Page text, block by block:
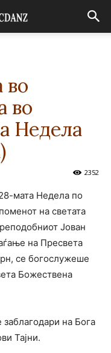
во
во
Недела
2352
мата Недела по
на светата
Јован
на Пресвета
се богослужеше
Божествена
заблагодари на Бога
Тајни.